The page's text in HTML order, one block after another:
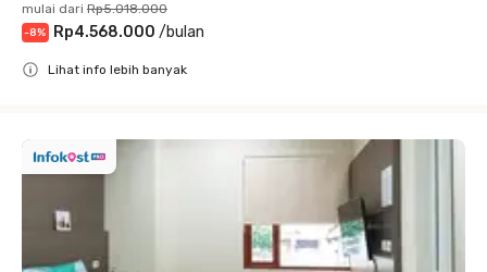
mulai dari Rp5.018.000
-8% Rp4.568.000 /bulan
Lihat info lebih banyak